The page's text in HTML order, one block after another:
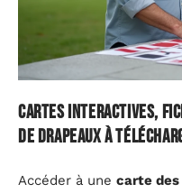
Cartes interactives,
de drapeaux à
Accéder à une carte des